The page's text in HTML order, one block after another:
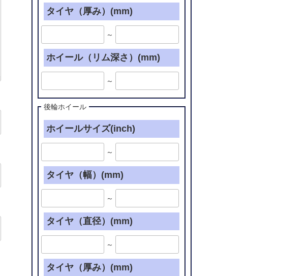
タイヤ（厚み）(mm)
～
ホイール（リム深さ）(mm)
～
後輪ホイール
ホイールサイズ(inch)
～
タイヤ（幅）(mm)
～
タイヤ（直径）(mm)
～
タイヤ（厚み）(mm)